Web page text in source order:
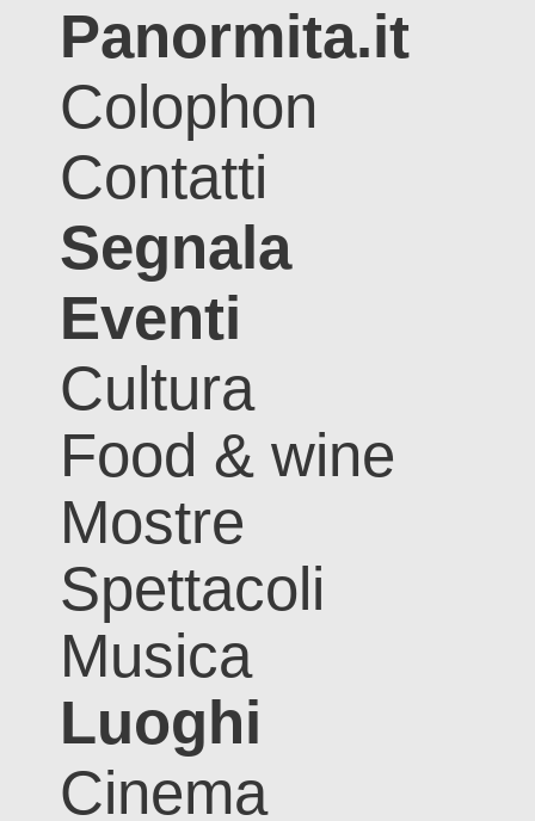
Panormita.it
Colophon
Contatti
Segnala
Eventi
Cultura
Food & wine
Mostre
Spettacoli
Musica
Luoghi
Cinema